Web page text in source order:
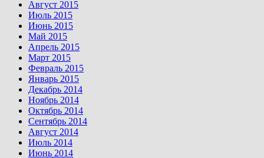
Август 2015
Июль 2015
Июнь 2015
Май 2015
Апрель 2015
Март 2015
Февраль 2015
Январь 2015
Декабрь 2014
Ноябрь 2014
Октябрь 2014
Сентябрь 2014
Август 2014
Июль 2014
Июнь 2014